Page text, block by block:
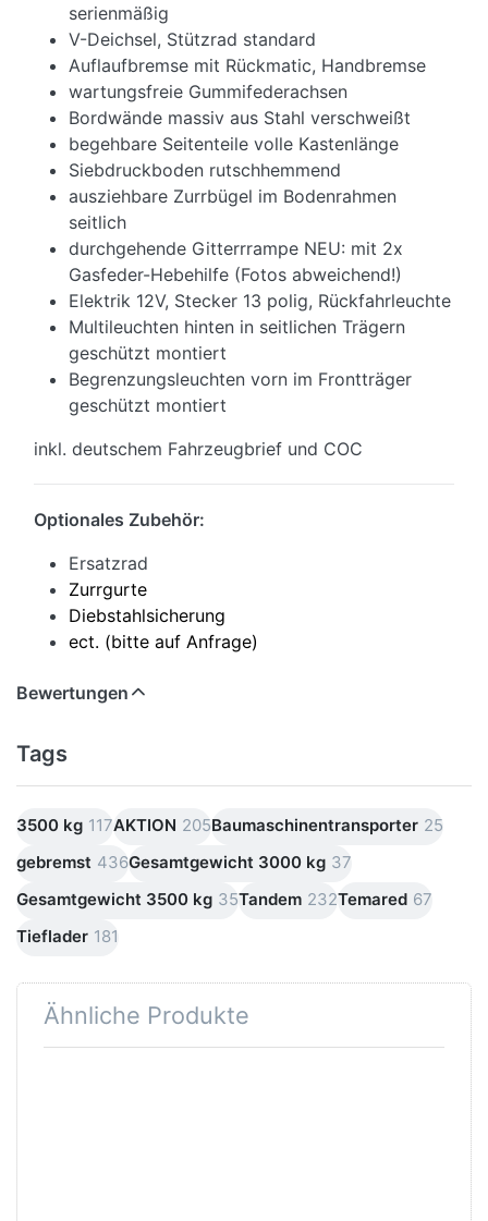
serienmäßig
V-Deichsel, Stützrad standard
Auflaufbremse mit Rückmatic, Handbremse
wartungsfreie Gummifederachsen
Bordwände massiv aus Stahl verschweißt
begehbare Seitenteile volle Kastenlänge
Siebdruckboden rutschhemmend
ausziehbare Zurrbügel im Bodenrahmen
seitlich
durchgehende Gitterrrampe NEU: mit 2x
Gasfeder-Hebehilfe (Fotos abweichend!)
Elektrik 12V, Stecker 13 polig, Rückfahrleuchte
Multileuchten hinten in seitlichen Trägern
geschützt montiert
Begrenzungsleuchten vorn im Frontträger
geschützt montiert
inkl. deutschem Fahrzeugbrief und COC
Optionales Zubehör:
Ersatzrad
Zurrgurte
Diebstahlsicherung
ect. (bitte auf Anfrage)
Bewertungen
Tags
3500 kg 117AKTION 205Baumaschinentransporter 25
gebremst 436Gesamtgewicht 3000 kg 37
Gesamtgewicht 3500 kg 35Tandem 232Temared 67
Tieflader 181
Ähnliche Produkte